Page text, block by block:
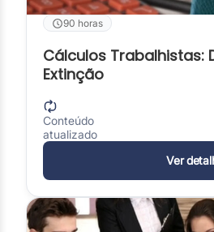
90 horas
Cálculos Trabalhistas:
Extinção
Conteúdo
atualizado
Ver